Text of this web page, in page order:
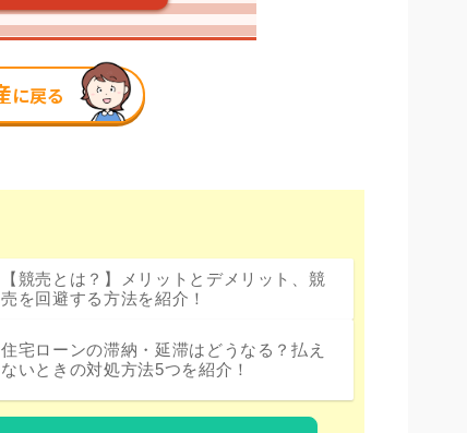
【競売とは？】メリットとデメリット、競
売を回避する方法を紹介！
住宅ローンの滞納・延滞はどうなる？払え
ないときの対処方法5つを紹介！